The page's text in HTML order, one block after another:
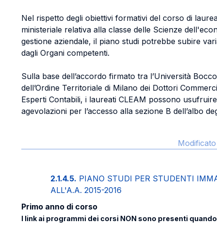
Nel rispetto degli obiettivi formativi del corso di
ministeriale relativa alla classe delle Scienze
gestione aziendale, il piano studi potrebbe subire
dagli Organi competenti.
Sulla base dell’accordo firmato tra l’Università
dell’Ordine Territoriale di Milano dei Dottori
Esperti Contabili, i laureati CLEAM possono
agevolazioni per l’accesso alla sezione B dell’albo
2.1.4.5. PIANO STUDI PER STUDENTI
ALL'A.A. 2015-2016
Primo anno di corso
I link ai programmi dei corsi NON sono presenti